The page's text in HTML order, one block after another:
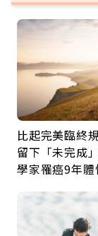
比起完美臨終
留下「未完成
學家罹癌9年體
天相遇